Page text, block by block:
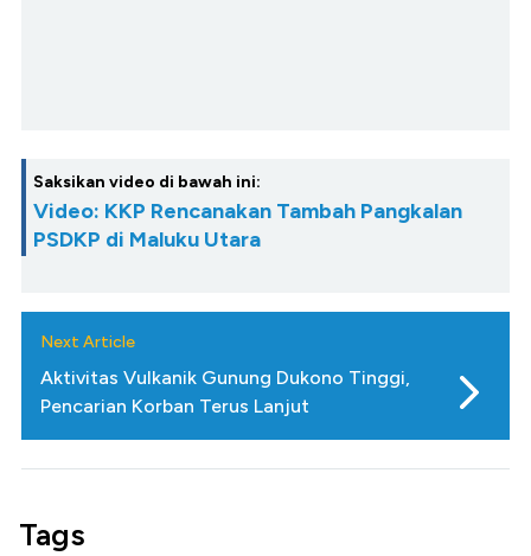
Saksikan video di bawah ini:
Video: KKP Rencanakan Tambah Pangkalan
PSDKP di Maluku Utara
Next Article
Aktivitas Vulkanik Gunung Dukono Tinggi,
Pencarian Korban Terus Lanjut
Tags